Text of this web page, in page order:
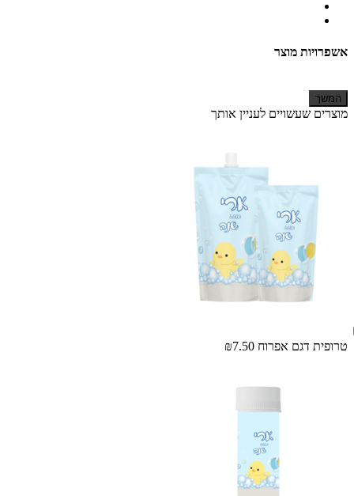
אשפרויות מוצר
המשך
מוצרים שעשויים לעניין אותך
טרופית דגם אפרוח ₪7.50